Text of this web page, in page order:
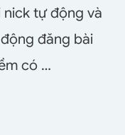
nick tự động và
đăng bài
có …